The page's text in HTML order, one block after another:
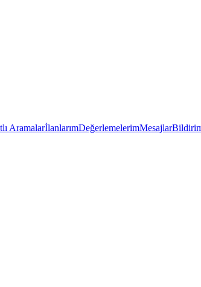
AramalarİlanlarımDeğerlemelerimMesajlar